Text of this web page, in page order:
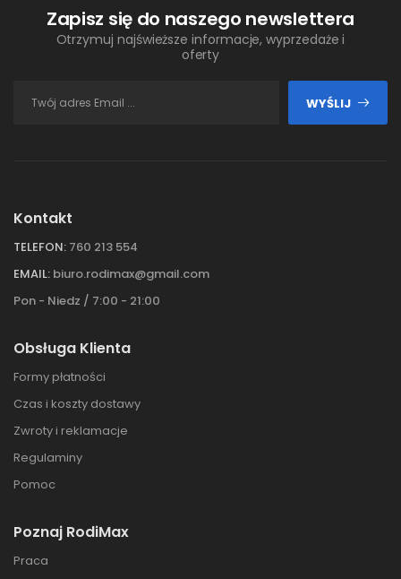
Zapisz się do naszego newslettera
Otrzymuj najświeższe informacje, wyprzedaże i
oferty
WYŚLIJ
Kontakt
TELEFON: 760 213 554
EMAIL: biuro.rodimax@gmail.com
Pon - Niedz / 7:00 - 21:00
Obsługa Klienta
Formy płatności
Czas i koszty dostawy
Zwroty i reklamacje
Regulaminy
Pomoc
Poznaj RodiMax
Praca